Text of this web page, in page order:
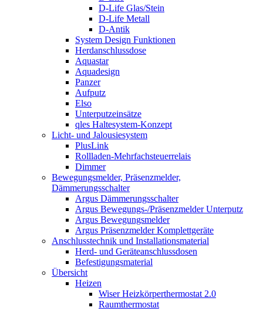
D-Life Glas/Stein
D-Life Metall
D-Antik
System Design Funktionen
Herdanschlussdose
Aquastar
Aquadesign
Panzer
Aufputz
Elso
Unterputzeinsätze
qles Haltesystem-Konzept
Licht- und Jalousiesystem
PlusLink
Rollladen-Mehrfachsteuerrelais
Dimmer
Bewegungsmelder, Präsenzmelder,
Dämmerungsschalter
Argus Dämmerungsschalter
Argus Bewegungs-/Präsenzmelder Unterputz
Argus Bewegungsmelder
Argus Präsenzmelder Komplettgeräte
Anschlusstechnik und Installationsmaterial
Herd- und Geräteanschlussdosen
Befestigungsmaterial
Übersicht
Heizen
Wiser Heizkörperthermostat 2.0
Raumthermostat